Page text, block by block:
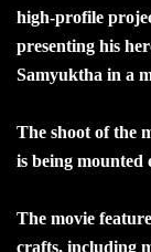
high-profile
presenting his
Samyuktha in a
The shoot of the
is being mounted
The movie
crafts, including